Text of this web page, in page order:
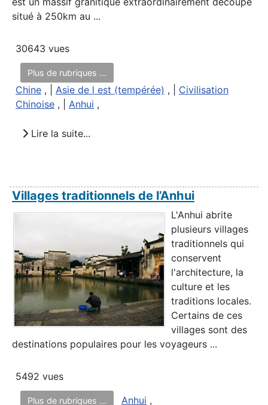
situé à 250km au ...
30643 vues
Plus de rubriques ...
Chine , | Asie de l est (tempérée) , | Civilisation
Chinoise , | Anhui ,
Lire la suite...
Villages traditionnels de l’Anhui
L'Anhui abrite
plusieurs villages
traditionnels qui
conservent
l'architecture, la
culture et les
traditions locales.
Certains de ces
villages sont des
destinations populaires pour les voyageurs ...
5492 vues
Plus de rubriques ... Anhui ,